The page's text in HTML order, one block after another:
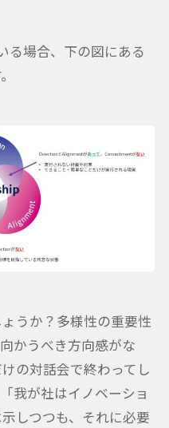
る場合、下の図にある
うか？多様性の重要性
かうべき方向感がな
の対話会で終わってし
我が社はイノベーショ
しつつも、それに必要